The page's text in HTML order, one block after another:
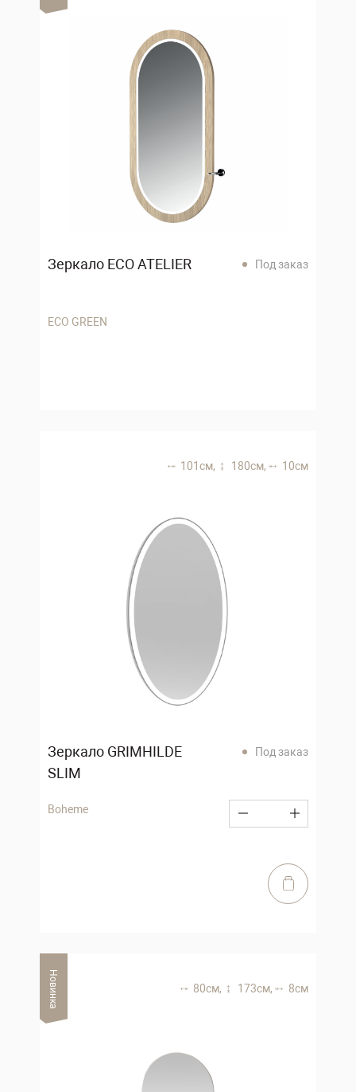
Зеркало ECO ATELIER Под заказ
ECO GREEN
101 см, 180 см, 10 см
Зеркало GRIMHILDE
SLIM
Под заказ
Boheme
Новинка 80 см, 173 см, 8 см